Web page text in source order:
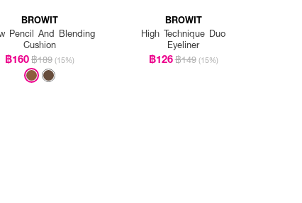
BROWIT
Pencil And Blending
Cushion
฿160฿189 (15%)
BROWIT
High Technique Duo
Eyeliner
฿126฿149 (15%)